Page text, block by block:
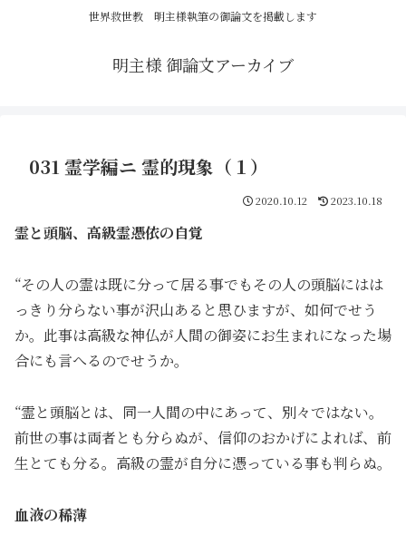
世界救世教 明主様執筆の御論文を掲載します
明主様 御論文アーカイブ
031 霊学編ニ 霊的現象（１）
2020.10.12 2023.10.18
霊と頭脳、高級霊憑依の自覚
“その人の霊は既に分って居る事でもその人の頭脳にはは
っきり分らない事が沢山あると思ひますが、如何でせう
か。此事は高級な神仏が人間の御姿にお生まれになった場
合にも言へるのでせうか。
“霊と頭脳とは、同一人間の中にあって、別々ではない。
前世の事は両者とも分らぬが、信仰のおかげによれば、前
生とても分る。高級の霊が自分に憑っている事も判らぬ。
血液の稀薄